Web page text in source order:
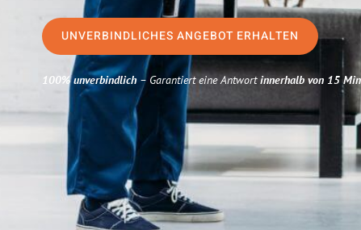
UNVERBINDLICHES ANGEBOT ERHALTEN
100% unverbindlich– Garantiert eine Antwortinnerhalb von 15